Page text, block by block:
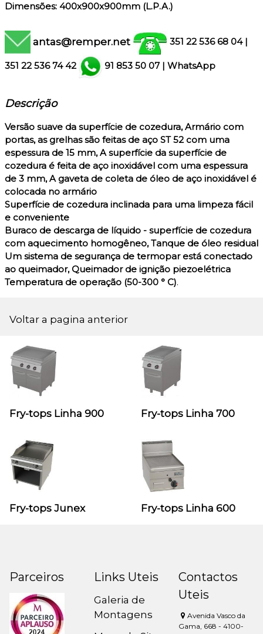
Dimensões: 400x900x900mm (L.P.A.)
antas@remper.net 351 22 536 68 04 |
351 22 536 74 42 91 853 50 07 | WhatsApp
Descrição
Versão suave da superfície de cozedura, Armário com
portas, as grelhas são feitas de aço ST 52 com uma
espessura de 15 mm, A superfície da superfície de
cozedura é feita de aço inoxidável com uma espessura
de 3 mm, A gaveta de coleta de óleo de aço inoxidável é
colocada no armário
Superfície de cozedura inclinada para uma limpeza fácil
e conveniente
Buraco de descarga de líquido - superfície de cozedura
com aquecimento homogêneo, Tanque de óleo residual
Um sistema de segurança de termopar está conectado
ao queimador, Queimador de ignição piezoelétrica
Temperatura de operação (50-300 ° C).
Voltar a pagina anterior
Fry-tops Linha 900 Fry-tops Linha 700
Fry-tops Junex Fry-tops Linha 600
Parceiros Links Uteis
Galeria de
Montagens
Contactos
Uteis
Avenida Vasco da
Gama, 668 - 4100-